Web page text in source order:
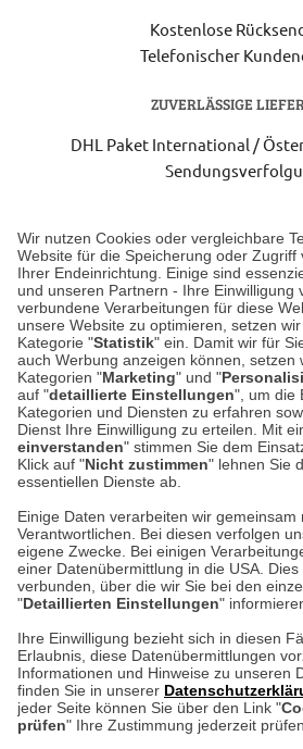
Wir nutzen Cookies oder vergleichbare
Website für die Speicherung oder Zugriff
Ihrer Endeinrichtung. Einige sind
und unseren Partnern - Ihre Einwilligung
verbundene Verarbeitungen für diese
unsere Website zu optimieren, setzen
Kategorie "Statistik" ein. Damit wir für
auch Werbung anzeigen können, setzen
Kategorien "Marketing" und "
auf "detaillierte Einstellungen", um die
Kategorien und Diensten zu erfahren
Dienst Ihre Einwilligung zu erteilen. Mit
einverstanden" stimmen Sie dem
Klick auf "Nicht zustimmen" lehnen Sie
essentiellen Dienste ab.
Einige Daten verarbeiten wir gemeinsam
Verantwortlichen. Bei diesen verfolgen
eigene Zwecke. Bei einigen
einer Datenübermittlung in die USA. Dies
verbunden, über die wir Sie bei den
"Detaillierten Einstellungen"
Ihre Einwilligung bezieht sich in diesen
Erlaubnis, diese Datenübermittlungen
Informationen und Hinweise zu unseren
finden Sie in unserer
jeder Seite können Sie über den Link "
prüfen" Ihre Zustimmung jederzeit
Kostenlose
Telefonischer
ZUVERLÄSSIGE
DHL Paket International /
Unser Geschäft in
Auf dem
53340
Montag bis Samstag 9:00
weitere
Hier finden Sie uns
AGB Rücksendung von Waren
Kontakt
Zur Echtheit von
Hinweisgeber-Schutzgesetz
Cookie-Einstellungen in Ihrem
ACHTUNG!
Ihr Browser speichert aktuell keine
Leider können Sie in diesem Fall